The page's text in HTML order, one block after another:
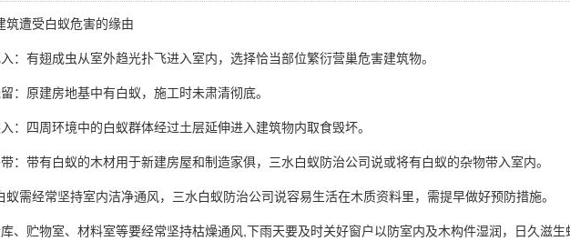
筑遭受白蚁危害的缘由
：有翅成虫从室外趋光扑飞进入室内，选择恰当部位繁衍营巢危害建筑物。
：原建房地基中有白蚁，施工时未肃清彻底。
：四周环境中的白蚁群体经过土层延伸进入建筑物内取食毁坏。
：带有白蚁的木材用于新建房屋和制造家俱，三水白蚁防治公司说或将有白蚁的杂物带入室内。
蚁需经常坚持室内洁净通风，三水白蚁防治公司说容易生活在木质资料里，需提早做好预防措施。
、贮物室、材料室等要经常坚持枯燥通风,下雨天要及时关好窗户以防室内及木构件湿润，日久滋生